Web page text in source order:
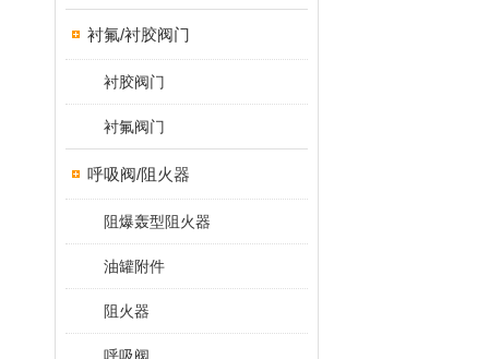
衬氟/衬胶阀门
衬胶阀门
衬氟阀门
呼吸阀/阻火器
阻爆轰型阻火器
油罐附件
阻火器